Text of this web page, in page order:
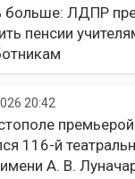
больше: ЛДПР
пенсии
20:42
116-й
А. В.